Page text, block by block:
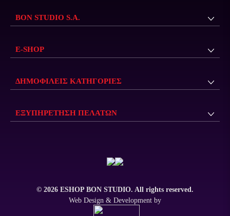
BON STUDIO S.A.
E-SHOP
ΔΗΜΟΦΙΛΕΊΣ ΚΑΤΗΓΟΡΊΕΣ
ΕΞΥΠΗΡΈΤΗΣΗ ΠΕΛΑΤΏΝ
© 2026 ESHOP BON STUDIO. All rights reserved.
Web Design & Development by